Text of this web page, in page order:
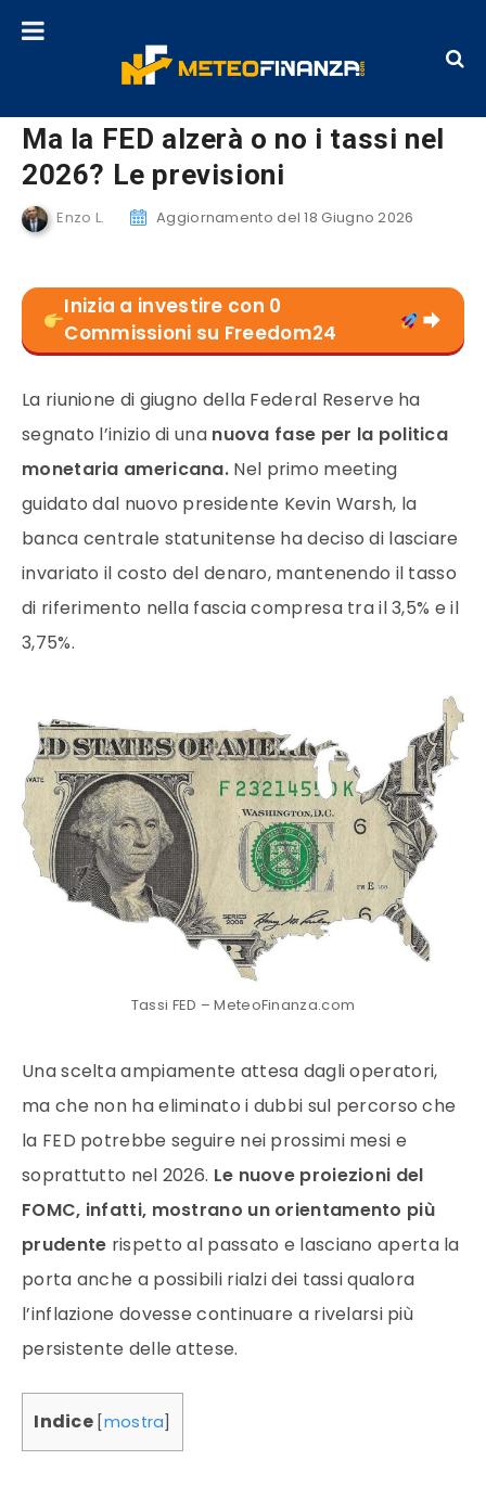
Ma la FED alzerà o no i tassi nel
2026? Le previsioni
Enzo L. Aggiornamento del 18 Giugno 2026
Inizia a investire con 0
Commissioni su Freedom24
La riunione di giugno della Federal Reserve ha
segnato l’inizio di una nuova fase per la politica
monetaria americana. Nel primo meeting
guidato dal nuovo presidente Kevin Warsh, la
banca centrale statunitense ha deciso di lasciare
invariato il costo del denaro, mantenendo il tasso
di riferimento nella fascia compresa tra il 3,5% e il
3,75%.
Tassi FED – MeteoFinanza.com
Una scelta ampiamente attesa dagli operatori,
ma che non ha eliminato i dubbi sul percorso che
la FED potrebbe seguire nei prossimi mesi e
soprattutto nel 2026. Le nuove proiezioni del
FOMC, infatti, mostrano un orientamento più
prudente rispetto al passato e lasciano aperta la
porta anche a possibili rialzi dei tassi qualora
l’inflazione dovesse continuare a rivelarsi più
persistente delle attese.
Indice [mostra